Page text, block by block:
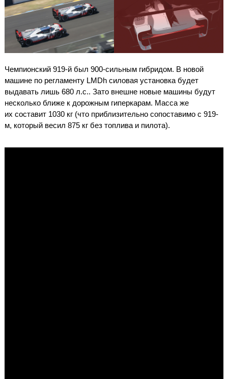
Чемпионский 919-й был 900-сильным гибридом. В новой
машине по регламенту LMDh силовая установка будет
выдавать лишь 680 л.с.. Зато внешне новые машины будут
несколько ближе к дорожным гиперкарам. Масса же
их составит 1030 кг (что приблизительно сопоставимо с 919-
м, который весил 875 кг без топлива и пилота).